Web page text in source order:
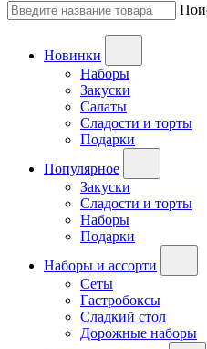
Новинки
Наборы
Закуски
Салаты
Сладости и торты
Подарки
Популярное
Закуски
Сладости и торты
Наборы
Подарки
Наборы и ассорти
Сеты
Гастробоксы
Сладкий стол
Дорожные наборы